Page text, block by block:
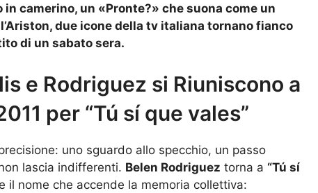
camerino, un «Pronte?» che suona come un
due icone della tv italiana tornano fianco
di un sabato sera.
e Rodriguez si Riuniscono a
per “Tú sí que vales”
uno sguardo allo specchio, un passo
lascia indifferenti. Belen Rodriguez torna a “Tú sí
il nome che accende la memoria collettiva: